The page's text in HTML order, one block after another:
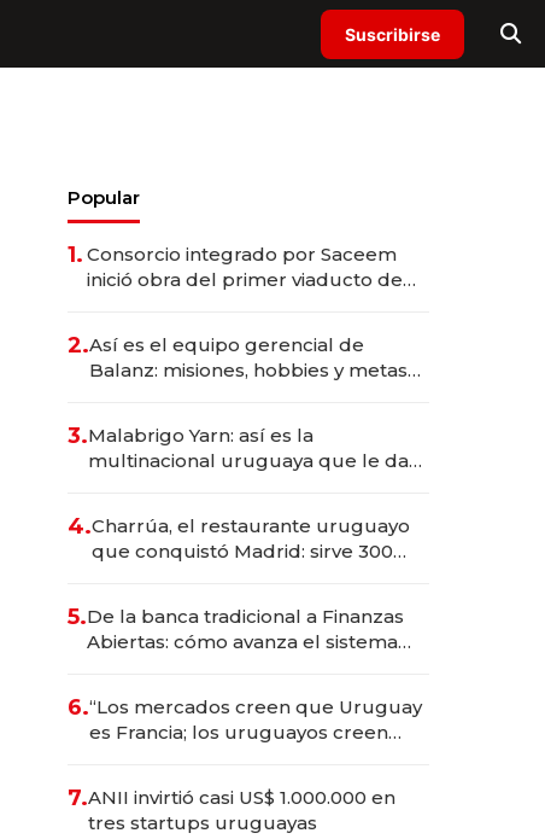
Suscribirse
Popular
1. Consorcio integrado por Saceem
inició obra del primer viaducto de
millones
2.Así es el equipo gerencial de
Balanz: misiones, hobbies y metas
3.Malabrigo Yarn: así es la
multinacional uruguaya que le da
4.Charrúa, el restaurante uruguayo
que conquistó Madrid: sirve 300
prepara apertura
5.De la banca tradicional a Finanzas
Abiertas: cómo avanza el sistema
6.“Los mercados creen que Uruguay
es Francia; los uruguayos creen
presidente del BCU al
conservadurismo financiero
7.ANII invirtió casi US$ 1.000.000 en
tres startups uruguayas